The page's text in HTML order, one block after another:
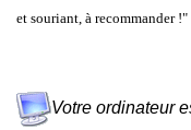
et souriant, à recommander !"
Votre ordinateur